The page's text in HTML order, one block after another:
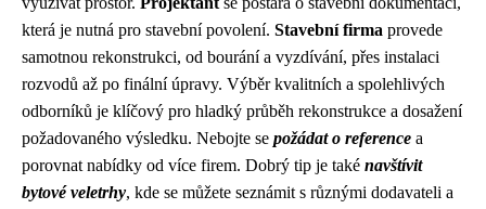
která je nutná pro stavební povolení. Stavební firma provede
samotnou rekonstrukci, od bourání a vyzdívání, přes instalaci
rozvodů až po finální úpravy. Výběr kvalitních a spolehlivých
odborníků je klíčový pro hladký průběh rekonstrukce a dosažení
požadovaného výsledku. Nebojte se požádat o reference a
porovnat nabídky od více firem. Dobrý tip je také navštívit
bytové veletrhy, kde se můžete seznámit s různými dodavateli a